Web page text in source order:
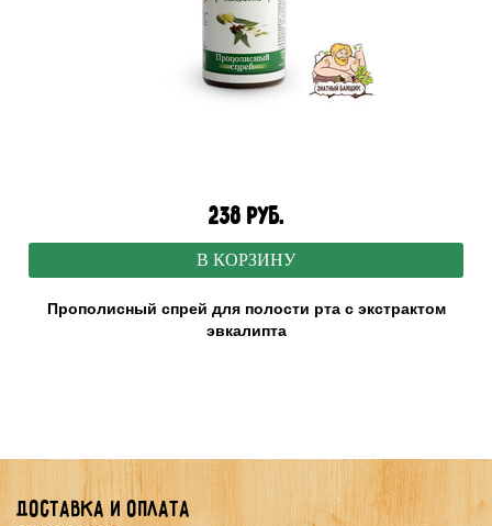
238 руб.
В КОРЗИНУ
Прополисный спрей для полости рта с экстрактом
эвкалипта
Доставка и оплата